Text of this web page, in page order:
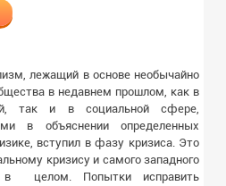
лежащий в основе необычайно
в недавнем прошлом, как в
так и в социальной сфере,
в объяснении определенных
вступил в фазу кризиса. Это
кризису и самого западного
в целом. Попытки исправить